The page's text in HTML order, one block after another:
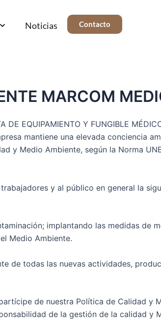
Noticias Contacto
MARCOM
EQUIPAMIENTO Y FUNGIBLE
mantiene una elevada conciencia
Medio Ambiente, según la Norma
y al público en general la
implantando las medidas de
Medio Ambiente.
de todas las nuevas actividades,
de nuestra Política de Calidad y
de la gestión de la calidad y